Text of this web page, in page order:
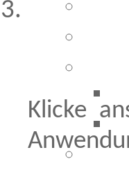
Klicke